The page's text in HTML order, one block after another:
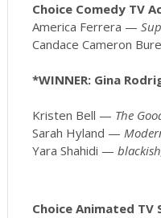
Choice Comedy TV
America Ferrera —
Candace Cameron
*WINNER: Gina
Kristen Bell — The
Sarah Hyland —
Yara Shahidi —
Choice Animated TV